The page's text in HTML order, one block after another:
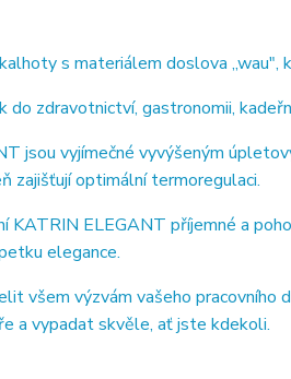
s materiálem doslova ,,wau",
do zdravotnictví, gastronomii,
jsou vyjímečné vyvýšeným
zajišťují optimální termoregulaci.
KATRIN ELEGANT příjemné a
elegance.
všem výzvám vašeho
a vypadat skvěle, ať jste kdekoli.